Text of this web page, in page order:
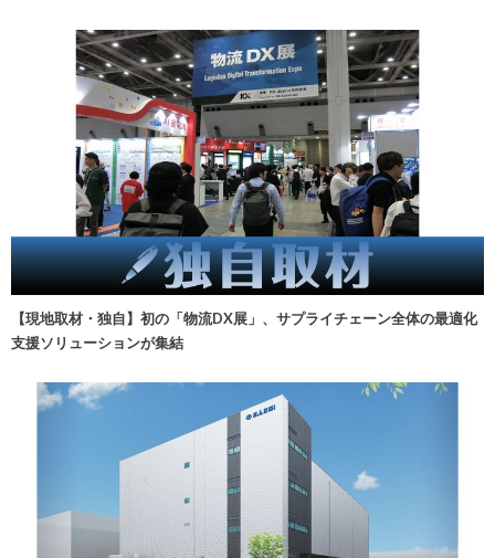
【現地取材・独自】初の「物流DX展」、サプライチェーン全体の最適化
支援ソリューションが集結